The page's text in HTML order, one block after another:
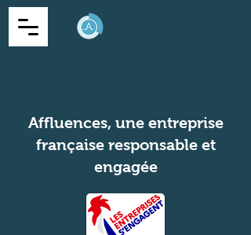
Affluences, une entreprise
française responsable et
engagée